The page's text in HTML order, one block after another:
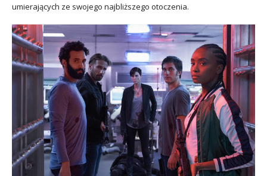
umierających ze swojego najbliższego otoczenia.